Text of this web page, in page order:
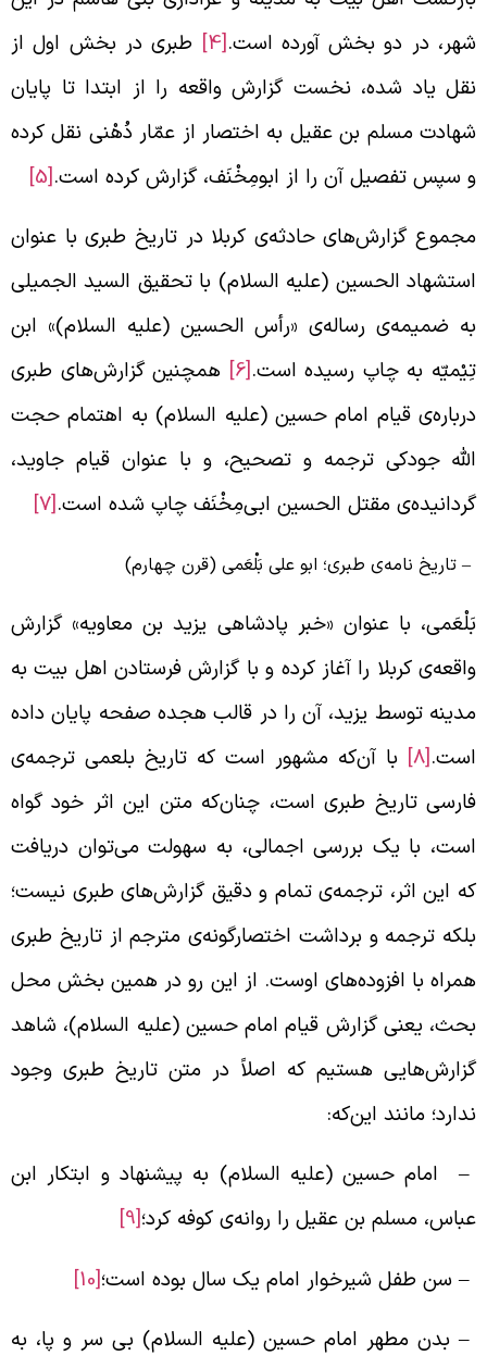
در دو بخش آورده است.[4]
طبری در بخش اول از
یاد شده، نخست گزارش واقعه را از ابتدا تا پایان
مسلم بن عقیل به اختصار از عمّار دُهْنی نقل کرده
سپس تفصیل آن را از ابومِخْنَف، گزارش کرده است.[5]
گزارش‌های حادثه‌ی کربلا در تاریخ طبری با عنوان
الحسین (علیه السلام) با تحقیق السید الجمیلی
ضمیمه‌ی رساله‌ی «رأس الحسین (علیه السلام)» ابن
به چاپ رسیده است.[6] همچنین گزارش‌های طبری
قیام امام حسین (علیه السلام) به اهتمام حجت
جودکی ترجمه و تصحیح، و با عنوان قیام جاوید،
مقتل الحسین ابی‌مِخْنَف چاپ شده است.[7]
تاریخ نامه‌ی طبری؛ ابو علی بَلْعَمی (قرن چهارم)
با عنوان «خبر پادشاهی یزید بن معاویه» گزارش
کربلا را آغاز کرده و با گزارش فرستادن اهل بیت به
توسط یزید، آن را در قالب هجده صفحه پایان داده
[8] با آن‌که مشهور است که تاریخ بلعمی ترجمه‌ی
تاریخ طبری است، چنان‌که متن این اثر خود گواه
با یک بررسی اجمالی، به سهولت می‌توان دریافت
این اثر، ترجمه‌ی تمام و دقیق گزارش‌های طبری نیست؛
ترجمه و برداشت اختصارگونه‌ی مترجم از تاریخ طبری
با افزوده‌های اوست. از این رو در همین بخش محل
یعنی گزارش قیام امام حسین (علیه السلام)، شاهد
هستیم که اصلاً در متن تاریخ طبری وجود
مانند این‌که:
امام حسین (علیه السلام) به پیشنهاد و ابتکار ابن
مسلم بن عقیل را روانه‌ی کوفه کرد؛[9]
سن طفل شیرخوار امام یک سال بوده است؛[10]
بدن مطهر امام حسین (علیه السلام) بی سر و پا، به